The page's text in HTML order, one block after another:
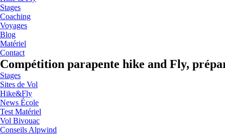
Stages
Coaching
Voyages
Blog
Matériel
Contact
Compétition parapente hike and Fly,
Stages
Sites de Vol
Hike&Fly
News École
Test Matériel
Vol Bivouac
Conseils Alpwind